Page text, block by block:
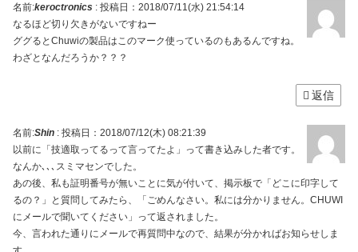
名前:keroctronics : 投稿日：2018/07/11(水) 21:54:14
なるほど切り欠きがないですねー
ググるとChuwiの製品はこのマーク使っているのもあるんですね。
わざとなんだろうか？？？
返信
名前:Shin : 投稿日：2018/07/12(木) 08:21:39
以前に「技適取ってるって言ってたよ」って書き込みした者です。
なんか､､､スミマセンでした。
あの後、私も証明番号が無いことに気が付いて、掲示板で「どこに印字して
るの？」と質問してみたら、「ごめんなさい。私には分かりません。CHUWI
にメールで聞いてください」って返されました。
今、言われた通りにメールで再質問中なので、結果が分かればお知らせしま